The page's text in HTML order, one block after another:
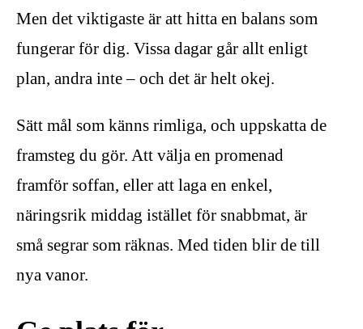
Men det viktigaste är att hitta en balans som
fungerar för dig. Vissa dagar går allt enligt
plan, andra inte – och det är helt okej.
Sätt mål som känns rimliga, och uppskatta de
framsteg du gör. Att välja en promenad
framför soffan, eller att laga en enkel,
näringsrik middag istället för snabbmat, är
små segrar som räknas. Med tiden blir de till
nya vanor.